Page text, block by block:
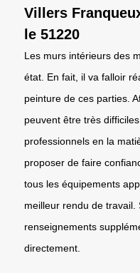
Villers
le 51220
Les murs intérieurs des
état. En fait, il va falloir
peinture de ces parties.
peuvent être très
professionnels en la
proposer de faire
tous les équipements
meilleur rendu de travail.
renseignements
directement.